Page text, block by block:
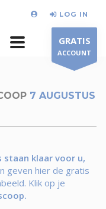
LOG IN
GRATIS
ACCOUNT
7 AUGUSTUS
staan klaar voor u,
geven hier de gratis
Klik op je